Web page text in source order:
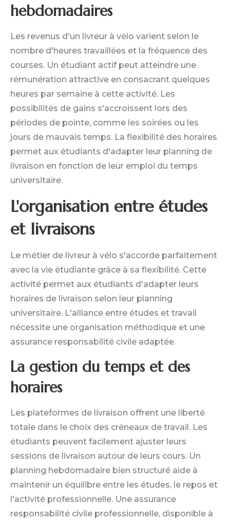
hebdomadaires
Les revenus d'un livreur à vélo varient selon le
nombre d'heures travaillées et la fréquence des
courses. Un étudiant actif peut atteindre une
rémunération attractive en consacrant quelques
heures par semaine à cette activité. Les
possibilités de gains s'accroissent lors des
périodes de pointe, comme les soirées ou les
jours de mauvais temps. La flexibilité des horaires
permet aux étudiants d'adapter leur planning de
livraison en fonction de leur emploi du temps
universitaire.
L'organisation entre études
et livraisons
Le métier de livreur à vélo s'accorde parfaitement
avec la vie étudiante grâce à sa flexibilité. Cette
activité permet aux étudiants d'adapter leurs
horaires de livraison selon leur planning
universitaire. L'alliance entre études et travail
nécessite une organisation méthodique et une
assurance responsabilité civile adaptée.
La gestion du temps et des
horaires
Les plateformes de livraison offrent une liberté
totale dans le choix des créneaux de travail. Les
étudiants peuvent facilement ajuster leurs
sessions de livraison autour de leurs cours. Un
planning hebdomadaire bien structuré aide à
maintenir un équilibre entre les études, le repos et
l'activité professionnelle. Une assurance
responsabilité civile professionnelle, disponible à